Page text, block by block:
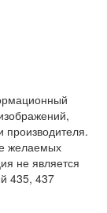
производителя.
желаемых
не является
435, 437